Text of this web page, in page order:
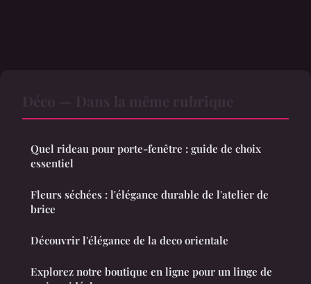
Quel rideau pour porte-fenêtre : guide de choix
essentiel
Fleurs séchées : l'élégance durable de l'atelier de
brice
Découvrir l'élégance de la deco orientale
Explorez notre boutique en ligne pour un linge de